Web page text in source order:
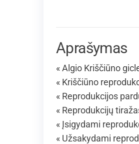
Aprašymas
« Algio Kriščiūno
« Kriščiūno
« Reprodukcijos
« Reprodukcijų
« Įsigydami
« Užsakydami